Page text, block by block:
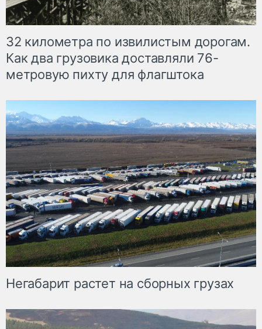
32 километра по извилистым дорогам.
Как два грузовика доставляли 76-
метровую пихту для флагштока
Негабарит растет на сборных грузах